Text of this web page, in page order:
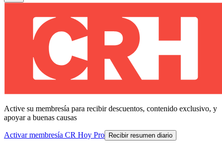
Active su membresía para recibir descuentos, contenido exclusivo, y
apoyar a buenas causas
Activar membresía CR Hoy Pro Recibir resumen diario